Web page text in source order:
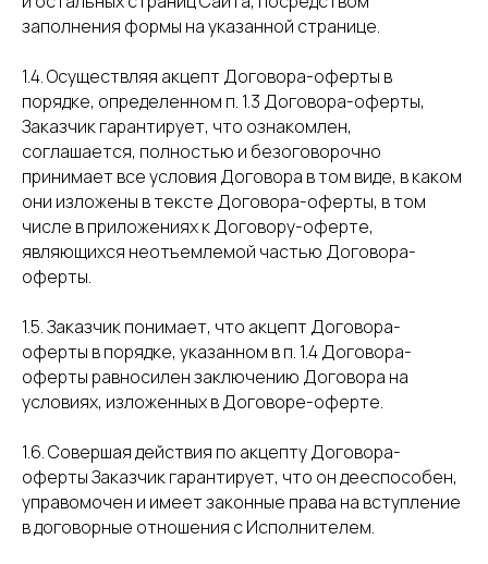
заполнения формы на указанной странице.
1.4. Осуществляя акцепт Договора-оферты в
порядке, определенном п. 1.3 Договора-оферты,
Заказчик гарантирует, что ознакомлен,
соглашается, полностью и безоговорочно
принимает все условия Договора в том виде, в каком
они изложены в тексте Договора-оферты, в том
числе в приложениях к Договору-оферте,
являющихся неотъемлемой частью Договора-
оферты.
1.5. Заказчик понимает, что акцепт Договора-
оферты в порядке, указанном в п. 1.4 Договора-
оферты равносилен заключению Договора на
условиях, изложенных в Договоре-оферте.
1.6. Совершая действия по акцепту Договора-
оферты Заказчик гарантирует, что он дееспособен,
управомочен и имеет законные права на вступление
в договорные отношения с Исполнителем.